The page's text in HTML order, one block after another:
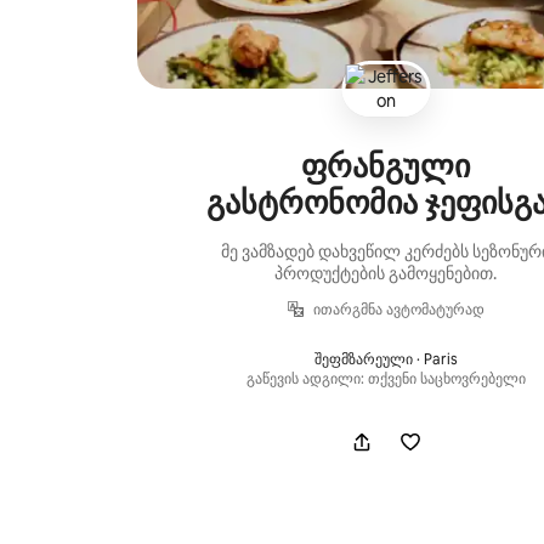
ფრანგული
გასტრონომია
მე ვამზადებ დახვეწილ კერძებს
პროდუქტების გამოყენებით.
ითარგმნა ავტომატურად
შეფმზარეული · Paris
გაწევის ადგილი: თქვენი საცხოვრებელი